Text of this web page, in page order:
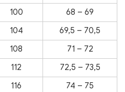
100
68 – 69
104
69,5 – 70,5
108
71 – 72
112
72,5 – 73,5
116 74 – 75